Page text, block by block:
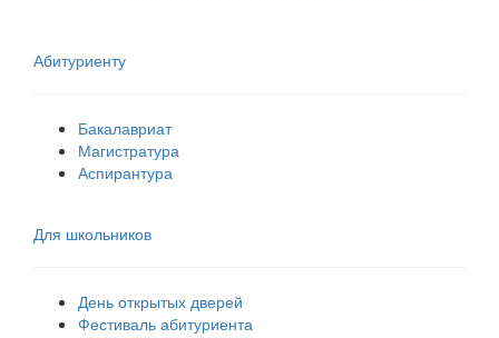
Абитуриенту
Бакалавриат
Магистратура
Аспирантура
Для школьников
День открытых дверей
Фестиваль абитуриента